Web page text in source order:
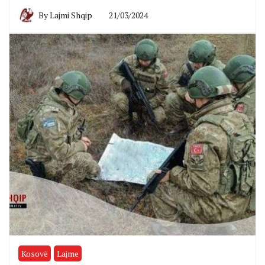
ByLajmi Shqip 21/03/2024
Kosovë Lajme